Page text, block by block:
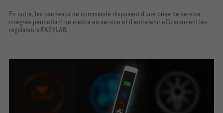
En outre, les panneaux de commande disposent d'une prise de service
intégrée permettant de mettre en service et d'entretenir efficacement les
régulateurs EASYLAB.